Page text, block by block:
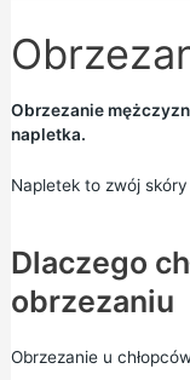
Obrzezanie
napletka.
Napletek to zwój
Dlaczego
obrzezaniu
Obrzezanie u